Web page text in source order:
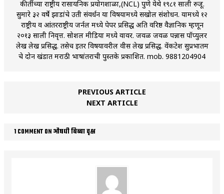
कीर्तीच्या राष्ट्रीय रासायनिक प्रयोगशाळा,(NCL) पुणे येथे १९८१ साली रुजू.
सुमारे ३२ वर्षे झाडांचे उती संवर्धन या विषयामध्ये सखोल संशोधन. यामध्ये १२
राष्ट्रीय व आंतरराष्ट्रीय जर्नल मध्ये पेपर प्रसिद्ध अति वरिष्ठ वैज्ञानिक म्हणून
२०१३ साली निवृत्त. सोशल मीडिया मध्ये वावर. जवळ जवळ पन्नास पॉप्युलर
लेख लेख प्रसिद्ध. तसेच इतर विषयावरील वीस लेख प्रसिद्ध. वेंकटेश सुप्रभातम
चे दोन खंडात मराठी भाषांतराची पुस्तके प्रकाशित. mob. 9881204904
PREVIOUS ARTICLE
NEXT ARTICLE
1 COMMENT ON औषधी बिब्बा वृक्ष